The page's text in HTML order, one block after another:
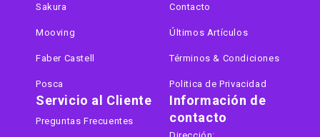
Información de
contacto
Sakura
Mooving
Faber Castell
Posca
Contacto
Últimos Artículos
Términos & Condiciones
Politica de Privacidad
Servicio al Cliente
Preguntas Frecuentes